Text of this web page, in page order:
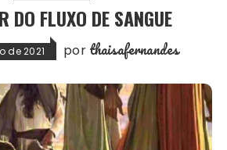
DO FLUXO DE SANGUE
de 2021 por thaisafernandes